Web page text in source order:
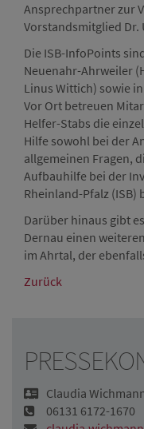
Ansprechpartner zur
Vorstandsmitglied Dr.
Die ISB-InfoPoints
Neuenahr-Ahrweiler
Linus Wittich) sowie
Vor Ort betreuen
Helfer-Stabs die
Hilfe sowohl bei der
allgemeinen Fragen,
Aufbauhilfe bei der
Rheinland-Pfalz (ISB)
Darüber hinaus gibt
Dernau einen
im Ahrtal, der
Zurück
Claudia
06131 6172-1670